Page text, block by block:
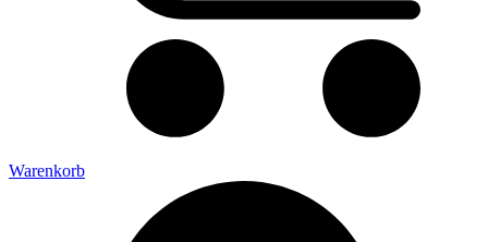
Warenkorb